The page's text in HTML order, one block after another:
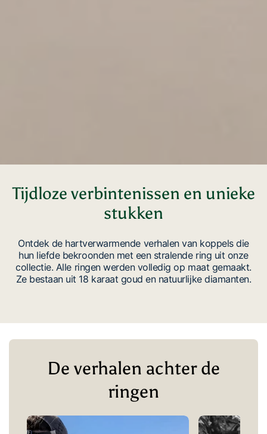
Tijdloze verbintenissen en unieke
stukken
Ontdek de hartverwarmende verhalen van koppels die
hun liefde bekroonden met een stralende ring uit onze
collectie. Alle ringen werden volledig op maat gemaakt.
Ze bestaan uit 18 karaat goud en natuurlijke diamanten.
De verhalen achter de
ringen